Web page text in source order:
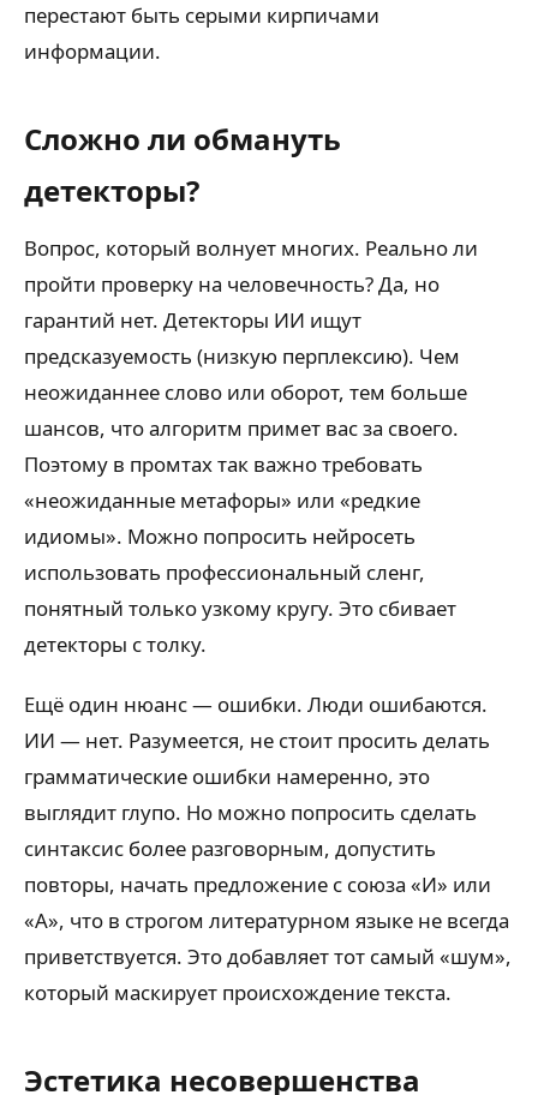
перестают быть серыми кирпичами
информации.
Сложно ли обмануть
детекторы?
Вопрос, который волнует многих. Реально ли
пройти проверку на человечность? Да, но
гарантий нет. Детекторы ИИ ищут
предсказуемость (низкую перплексию). Чем
неожиданнее слово или оборот, тем больше
шансов, что алгоритм примет вас за своего.
Поэтому в промтах так важно требовать
«неожиданные метафоры» или «редкие
идиомы». Можно попросить нейросеть
использовать профессиональный сленг,
понятный только узкому кругу. Это сбивает
детекторы с толку.
Ещё один нюанс — ошибки. Люди ошибаются.
ИИ — нет. Разумеется, не стоит просить делать
грамматические ошибки намеренно, это
выглядит глупо. Но можно попросить сделать
синтаксис более разговорным, допустить
повторы, начать предложение с союза «И» или
«А», что в строгом литературном языке не всегда
приветствуется. Это добавляет тот самый «шум»,
который маскирует происхождение текста.
Эстетика несовершенства